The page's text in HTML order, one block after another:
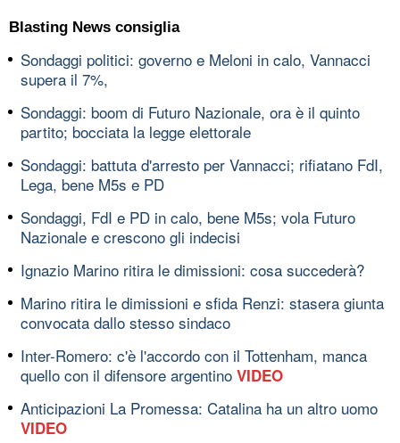
Blasting News consiglia
Sondaggi politici: governo e Meloni in calo, Vannacci
supera il 7%,
Sondaggi: boom di Futuro Nazionale, ora è il quinto
partito; bocciata la legge elettorale
Sondaggi: battuta d'arresto per Vannacci; rifiatano FdI,
Lega, bene M5s e PD
Sondaggi, FdI e PD in calo, bene M5s; vola Futuro
Nazionale e crescono gli indecisi
Ignazio Marino ritira le dimissioni: cosa succederà?
Marino ritira le dimissioni e sfida Renzi: stasera giunta
convocata dallo stesso sindaco
Inter-Romero: c'è l'accordo con il Tottenham, manca
quello con il difensore argentino VIDEO
Anticipazioni La Promessa: Catalina ha un altro uomo
VIDEO